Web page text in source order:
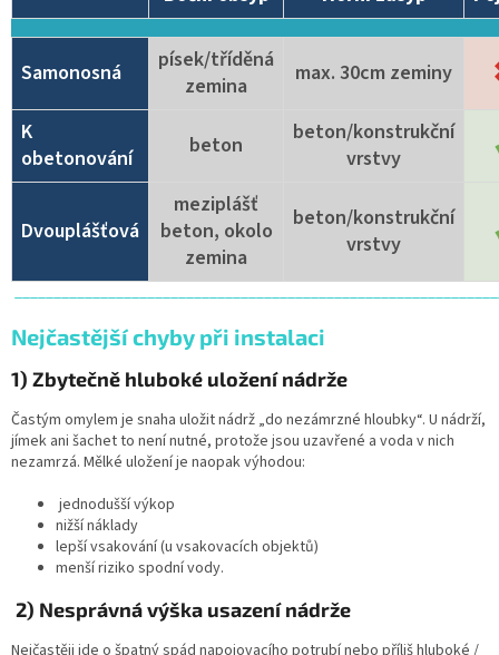
Samonosná
písek/tříděná
zemina
max. 30cm zeminy
K
obetonování
beton
beton/konstrukční
vrstvy
Dvouplášťová
meziplášť
beton, okolo
zemina
beton/konstrukční
vrstvy
Nejčastější chyby při instalaci
1) Zbytečně hluboké uložení nádrže
Častým omylem je snaha uložit nádrž „do nezámrzné hloubky“. U nádrží,
jímek ani šachet to není nutné, protože jsou uzavřené a voda v nich
nezamrzá. Mělké uložení je naopak výhodou:
jednodušší výkop
nižší náklady
lepší vsakování (u vsakovacích objektů)
menší riziko spodní vody.
2) Nesprávná výška usazení nádrže
Nejčastěji jde o špatný spád napojovacího potrubí nebo příliš hluboké /